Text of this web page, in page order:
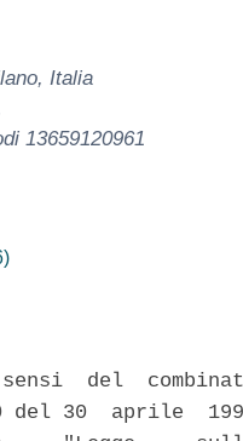
Italia
13659120961